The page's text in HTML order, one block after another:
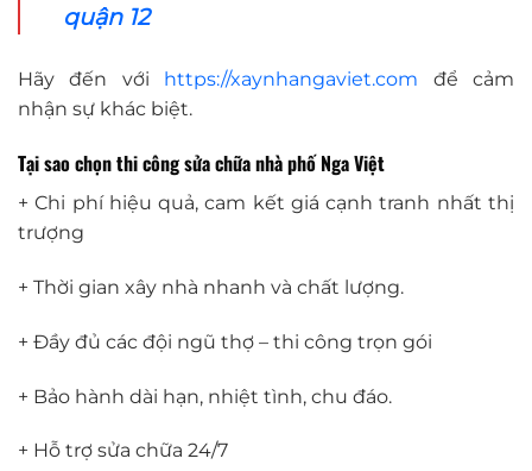
quận 12
Hãy đến với https://xaynhangaviet.com để cảm
nhận sự khác biệt.
Tại sao chọn thi công sửa chữa nhà phố Nga Việt
+ Chi phí hiệu quả, cam kết giá cạnh tranh nhất thị
trượng
+ Thời gian xây nhà nhanh và chất lượng.
+ Đầy đủ các đội ngũ thợ – thi công trọn gói
+ Bảo hành dài hạn, nhiệt tình, chu đáo.
+ Hỗ trợ sửa chữa 24/7